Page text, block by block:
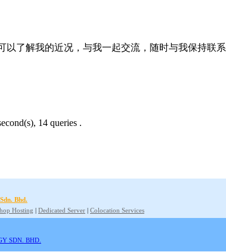
以了解我的近况，与我一起交流，随时与我保持联系
14 queries .
Bhd.
Hosting | Dedicated Server | Colocation Services
SDN. BHD.